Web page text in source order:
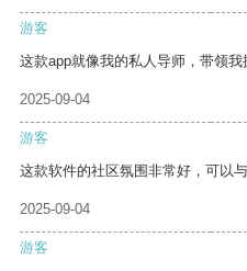
游客
这款app就像我的私人导师，带领我
2025-09-04
游客
这款软件的社区氛围非常好，可以
2025-09-04
游客